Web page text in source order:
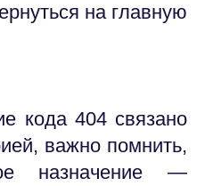
на главную
кода 404 связано
важно помнить,
назначение —